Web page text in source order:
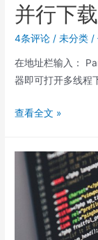
并行下
4条评论 /未分类 /
在地址栏输入：
器即可打开多线程
查看全文 »